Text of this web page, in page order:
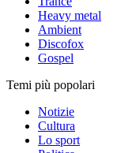
Heavy metal
Ambient
Discofox
Gospel
Temi più popolari
Notizie
Cultura
Lo sport